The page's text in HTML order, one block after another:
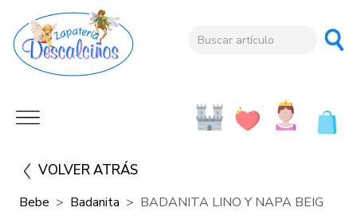
VOLVER ATRÁS
Bebe Badanita BADANITA LINO Y NAPA BEIG